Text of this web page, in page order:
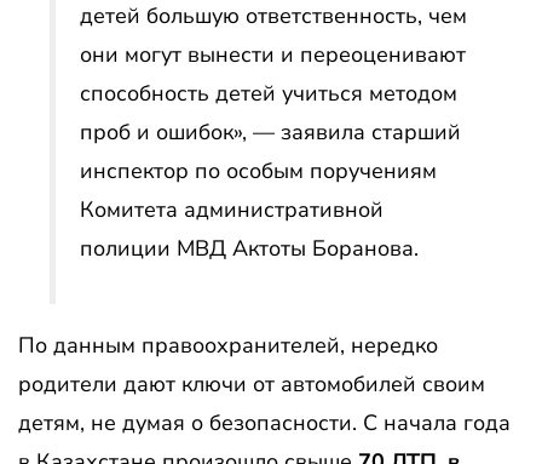
детей большую ответственность, чем
они могут вынести и переоценивают
способность детей учиться методом
проб и ошибок», — заявила старший
инспектор по особым поручениям
Комитета административной
полиции МВД Актоты Боранова.
По данным правоохранителей, нередко
родители дают ключи от автомобилей своим
детям, не думая о безопасности. С начала года